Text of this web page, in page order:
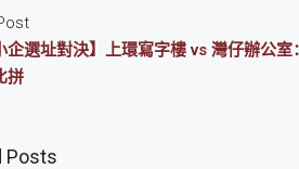
企選址對決】上環寫字樓 vs 灣仔辦公
拼
Posts